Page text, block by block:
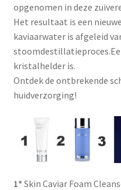
opgenomen in deze
Het resultaat is een
kaviaarwater is afgeleid
kristalhelder is.
Ontdek de ontbrekende
huidverzorging!
1* Skin Caviar Foam